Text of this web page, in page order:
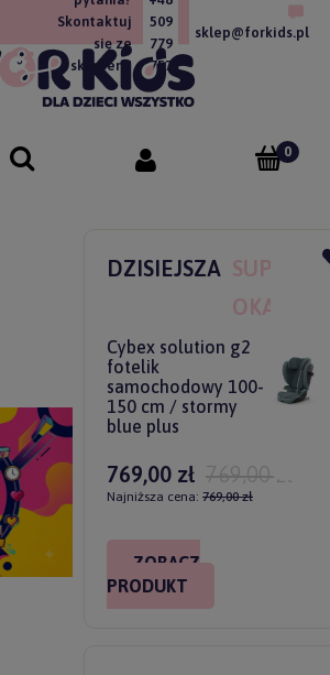
Skontaktuj
się ze
sklepem!
509
779
757
sklep@forkids.pl
DZISIEJSZA SUPER
OKAZJA
Cybex solution g2
fotelik
samochodowy 100-
150 cm / stormy
blue plus
769,00 zł 769,00 zł
Najniższa cena: 769,00 zł
ZOBACZ
PRODUKT